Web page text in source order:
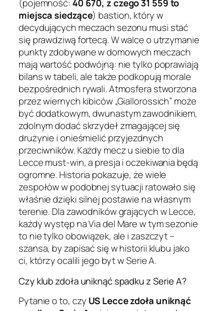
(pojemność: 40 670, z czego 31 559 to
miejsca siedzące) bastion, który w
decydujących meczach sezonu musi stać
się prawdziwą fortecą. W walce o utrzymanie
punkty zdobywane w domowych meczach
mają wartość podwójną: nie tylko poprawiają
bilans w tabeli, ale także podkopują morale
bezpośrednich rywali. Atmosfera stworzona
przez wiernych kibiców „Giallorossich” może
być dodatkowym, dwunastym zawodnikiem,
zdolnym dodać skrzydeł zmagającej się
drużynie i onieśmielić przyjezdnych
przeciwników. Każdy mecz u siebie to dla
Lecce must-win, a presja i oczekiwania będą
ogromne. Historia pokazuje, że wiele
zespołów w podobnej sytuacji ratowało się
właśnie dzięki silnej postawie na własnym
terenie. Dla zawodników grających w Lecce,
każdy występ na Via del Mare w tym sezonie
to nie tylko obowiązek, ale i zaszczyt –
szansa, by zapisać się w historii klubu jako
ci, którzy ocalili jego byt w Serie A.
Czy klub zdoła uniknąć spadku z Serie A?
Pytanie o to, czy US Lecce zdoła uniknąć